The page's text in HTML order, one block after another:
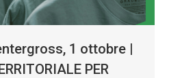
1 ottobre |
PER